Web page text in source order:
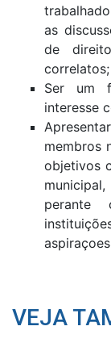
as
de
correlatos;
Ser um
interesse
membros
objetivos
perante
VEJA